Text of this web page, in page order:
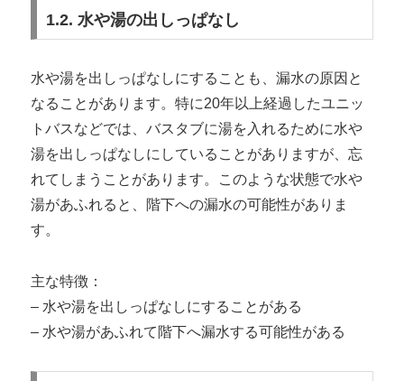
1.2. 水や湯の出しっぱなし
水や湯を出しっぱなしにすることも、漏水の原因と
なることがあります。特に20年以上経過したユニッ
トバスなどでは、バスタブに湯を入れるために水や
湯を出しっぱなしにしていることがありますが、忘
れてしまうことがあります。このような状態で水や
湯があふれると、階下への漏水の可能性がありま
す。
主な特徴：
– 水や湯を出しっぱなしにすることがある
– 水や湯があふれて階下へ漏水する可能性がある